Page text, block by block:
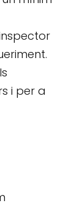
i per a